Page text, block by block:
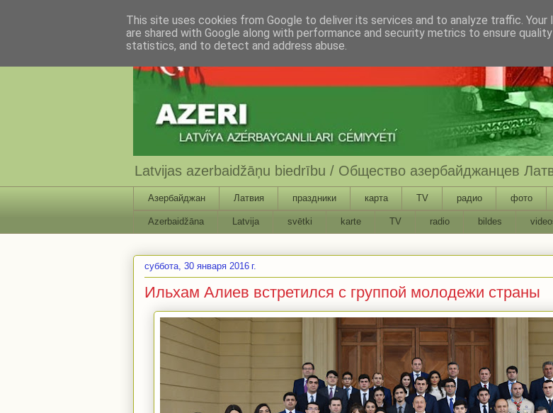
Latvijas azerbaidžāņu biedrību / Общество азербайджанцев
Азербайджан Латвия праздники карта TV радио фото
Azerbaidžāna Latvija svētki karte TV radio bildes
суббота, 30 января 2016 г.
Ильхам Алиев встретился с группой молодежи страны
This site uses cookies from Google to deliver its services and to analyze traffic. Your
are shared with Google along with performance and security metrics to ensure
statistics, and to detect and address abuse.